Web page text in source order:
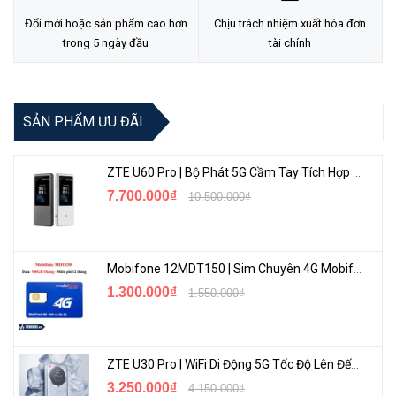
hoạt động liên tục từ ổ đĩa - mọi lúc mọi nơi.
Tinh tế và tiết chế. Ấm cúng và có kết cấu. One Touch có một loạt
các kiểu và công suất được tạo ra để tôn lên vẻ ngoài đặc trưng của
bạn. Và cho dù bạn đang lưu trữ tài liệu thuế hàng năm hay bộ sưu
phải là vấn đề.
Đổi mới hoặc sản phẩm cao hơn
trong 5 ngày đầu
Chịu trách nhiệm xuất hóa đơn
tài chính
SẢN PHẨM ƯU ĐÃI
ZTE U60 Pro | Bộ Phát 5G Cầm Tay Tích Hợp Công Nghệ WiFi 7, Pin 10000mAh
7.700.000₫ 10.500.000₫
1.300.000₫ 1.550.000₫
ZTE U30 Pro | WiFi Di Động 5G Tốc Độ Lên Đến 500Mbps, Màn Hình Cảm Ứng
3.250.000₫ 4.150.000₫